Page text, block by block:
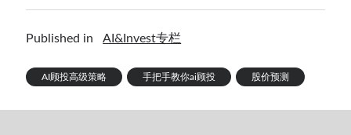
Published in AI&Invest专栏
AI顾投高级策略 手把手教你ai顾投 股价预测